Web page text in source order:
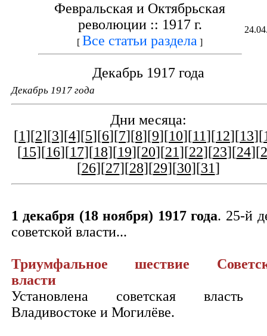
Февральская и Октябрьская
революции :: 1917 г.
[ Все статьи раздела ]
Декабрь 1917 года
Декабрь 1917 года
Дни месяца:
[1][2][3][4][5][6][7][8][9][10][11][12][13][
[15][16][17][18][19][20][21][22][23][24][
[26][27][28][29][30][31]
1 декабря (18 ноября) 1917 года. 25-й
советской власти...
Триумфальное шествие
власти
Установлена советская власть
Владивостоке и Могилёве.